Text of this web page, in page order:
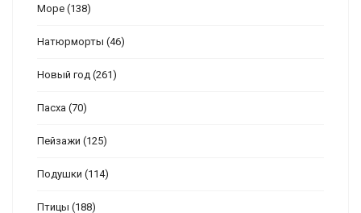
Море (138)
Натюрморты (46)
Новый год (261)
Пасха (70)
Пейзажи (125)
Подушки (114)
Птицы (188)